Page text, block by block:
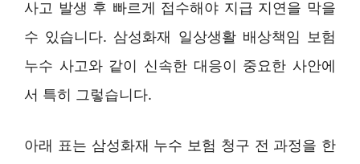
사고 발생 후 빠르게 접수해야 지급 지연을 막을
수 있습니다. 삼성화재 일상생활 배상책임 보험
누수 사고와 같이 신속한 대응이 중요한 사안에
서 특히 그렇습니다.
아래 표는 삼성화재 누수 보험 청구 전 과정을 한